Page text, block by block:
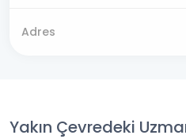
Adres
Yakın Çevredeki